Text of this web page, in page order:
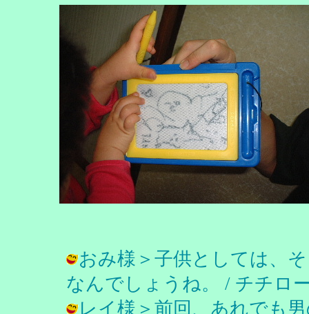
おみ様＞子供としては、
なんでしょうね。 / チチロ
レイ様＞前回、あれでも